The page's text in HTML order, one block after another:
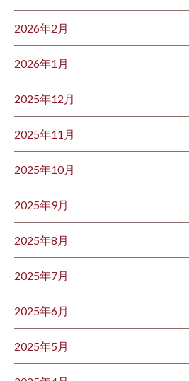
2026年2月
2026年1月
2025年12月
2025年11月
2025年10月
2025年9月
2025年8月
2025年7月
2025年6月
2025年5月